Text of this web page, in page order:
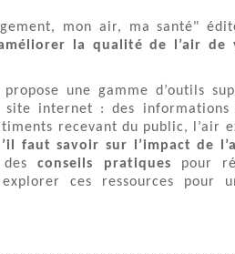
mon air, ma santé"
la qualité de l’air de
une gamme d’outils
site internet : des
recevant du public, l’air
faut savoir sur l’impact de
desconseils pratiques pour
ces ressources pour